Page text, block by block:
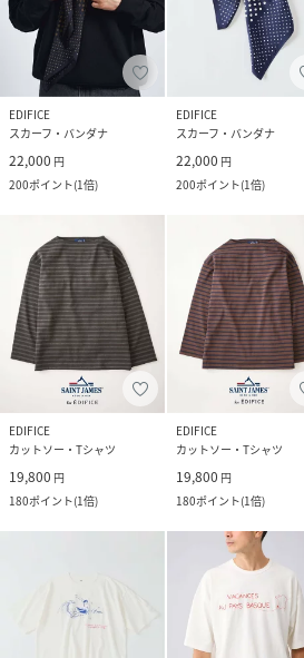
EDIFICE
スカーフ・バンダナ
22,000 円
200ポイント(1倍)
EDIFICE
スカーフ・バンダナ
22,000 円
200ポイント(1倍)
EDIFICE
カットソー・Tシャツ
19,800 円
180ポイント(1倍)
EDIFICE
カットソー・Tシャツ
19,800 円
180ポイント(1倍)